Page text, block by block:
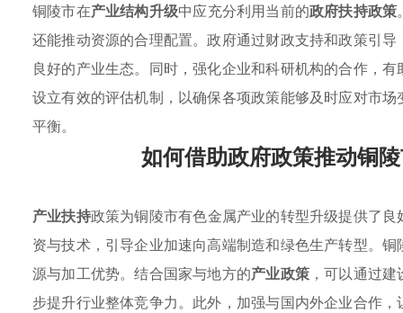
铜陵市在产业结构升级中应充分利用当前的政府扶持政策
还能推动资源的合理配置。政府通过财政支持和政策引
良好的产业生态。同时，强化企业和科研机构的合作，
设立有效的评估机制，以确保各项政策能够及时应对市
平衡。
如何借助政府政策推动铜
产业扶持政策为铜陵市有色金属产业的转型升级提供了良
资与技术，引导企业加速向高端制造和绿色生产转型。
源与加工优势。结合国家与地方的产业政策，可以通过建
步提升行业整体竞争力。此外，加强与国内外企业合作